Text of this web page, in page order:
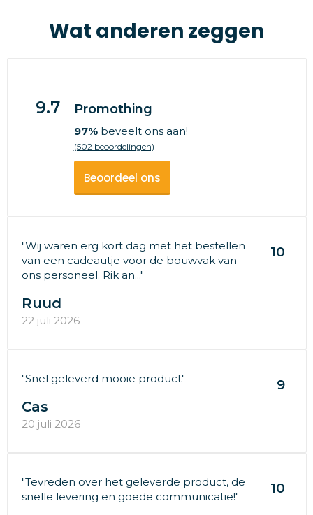
Wat anderen zeggen
9.7 Promothing
97%beveelt ons aan!
(502 beoordelingen)
Beoordeel ons
"Wij waren erg kort dag met het bestellen
van een cadeautje voor de bouwvak van
ons personeel. Rik an..."
10
Ruud
22 juli 2026
"Snel geleverd mooie product" 9
Cas
20 juli 2026
"Tevreden over het geleverde product, de
snelle levering en goede communicatie!"
10